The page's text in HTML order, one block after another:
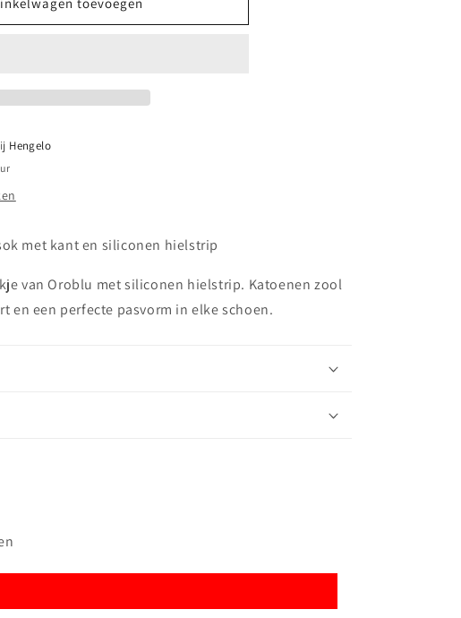
toevoegen
Hengelo
met kant en siliconen hielstrip
van Oroblu met siliconen hielstrip. Katoenen zool
en een perfecte pasvorm in elke schoen.